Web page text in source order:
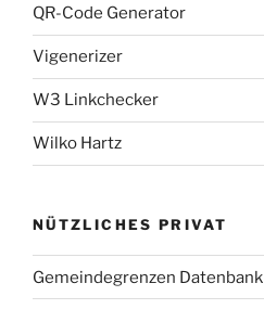
QR-Code Generator
Vigenerizer
W3 Linkchecker
Wilko Hartz
NÜTZLICHES PRIVAT
Gemeindegrenzen Datenbank